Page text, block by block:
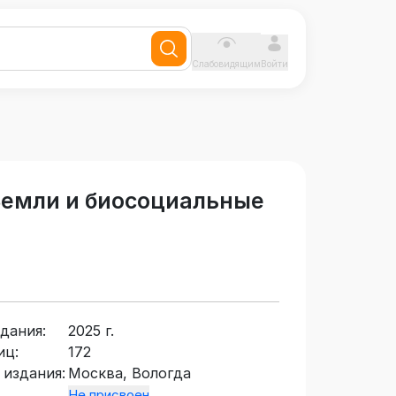
СлабовидящимВойти
и биосоциальные
2025 г.
172
Москва, Вологда